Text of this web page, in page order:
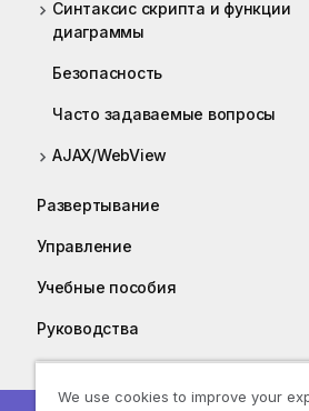
Синтаксис скрипта и функции
диаграммы
Безопасность
Часто задаваемые вопросы
AJAX/WebView
Развертывание
Управление
Учебные пособия
Руководства
Что нового в QlikView May 2024?
We use cookies to improve your